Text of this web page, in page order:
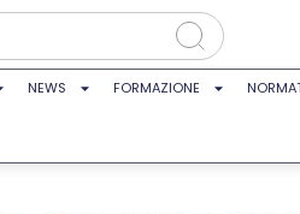
NEWS FORMAZIONE